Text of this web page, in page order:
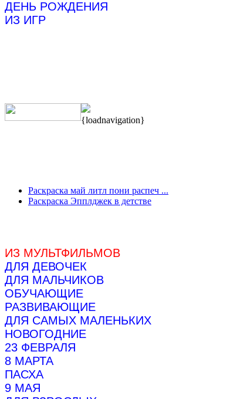
ДЕНЬ РОЖДЕНИЯ
ИЗ ИГР
{loadnavigation}
Раскраска май литл пони распеч ...
Раскраска Эпплджек в детстве
ИЗ МУЛЬТФИЛЬМОВ
ДЛЯ ДЕВОЧЕК
ДЛЯ МАЛЬЧИКОВ
ОБУЧАЮЩИЕ
РАЗВИВАЮЩИЕ
ДЛЯ САМЫХ МАЛЕНЬКИХ
НОВОГОДНИЕ
23 ФЕВРАЛЯ
8 МАРТА
ПАСХА
9 МАЯ